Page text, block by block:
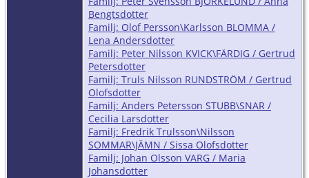
Bengtsdotter
Familj: Olof Persson\Karlsson BLOMMA /
Lena Andersdotter
Familj: Peter Nilsson KVICK\FÄRDIG / Gertrud
Petersdotter
Familj: Truls Nilsson RUNDSTRÖM / Gertrud
Olofsdotter
Familj: Anders Petersson STUBB\SNAR /
Cecilia Larsdotter
Familj: Fredrik Trulsson\Nilsson
SOMMAR\JÄMN / Sissa Olofsdotter
Familj: Johan Olsson VARG / Maria
Johansdotter